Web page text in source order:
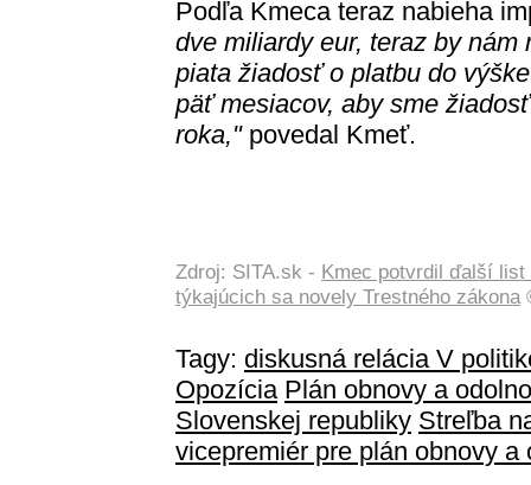
Podľa Kmeca teraz nabieha
dve miliardy eur, teraz by
piata žiadosť o platbu do
päť mesiacov, aby sme
roka,"povedal Kmeť.
Zdroj: SITA.sk - Kmec potvrdil ďalší list
týkajúcich sa novely Trestného zákona
Tagy: diskusná relácia V
Opozícia Plán obnovy a
Slovenskej republiky Streľba
vicepremiér pre plán obnovy